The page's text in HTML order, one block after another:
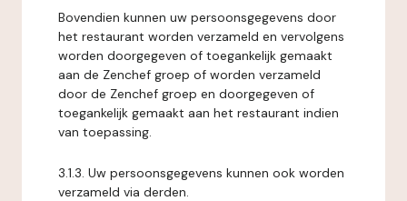
Bovendien kunnen uw persoonsgegevens door
het restaurant worden verzameld en vervolgens
worden doorgegeven of toegankelijk gemaakt
aan de Zenchef groep of worden verzameld
door de Zenchef groep en doorgegeven of
toegankelijk gemaakt aan het restaurant indien
van toepassing.
3.1.3. Uw persoonsgegevens kunnen ook worden
verzameld via derden.